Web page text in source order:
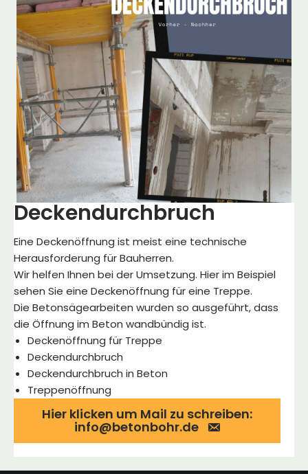
Deckendurchbruch
Eine Deckenöffnung ist meist eine technische
Herausforderung für Bauherren.
Wir helfen Ihnen bei der Umsetzung. Hier im Beispiel
sehen Sie eine Deckenöffnung für eine Treppe.
Die Betonsägearbeiten wurden so ausgeführt, dass
die Öffnung im Beton wandbündig ist.
Deckenöffnung für Treppe
Deckendurchbruch
Deckendurchbruch in Beton
Treppenöffnung
Hier klicken um Mail zu schreiben:
info@betonbohr.de